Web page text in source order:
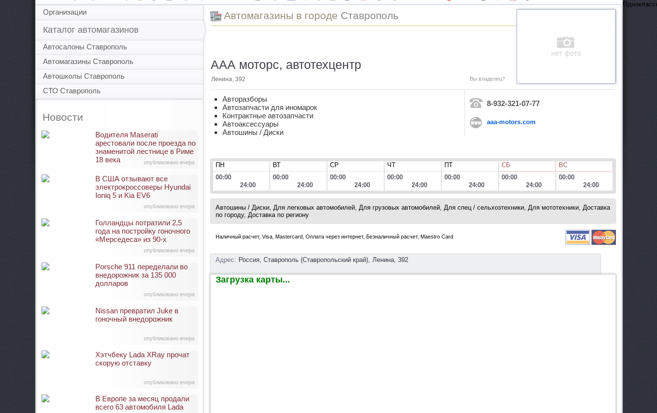
Организации
Каталог автомагазинов
Автосалоны Ставрополь
Автомагазины Ставрополь
Автошколы Ставрополь
СТО Ставрополь
Новости
опубликовано вчера
Водителя Maserati
арестовали после проезда по
знаменитой лестнице в Риме
18 века
опубликовано вчера
В США отзывают все
электрокроссоверы Hyundai
Ioniq 5 и Kia EV6
опубликовано вчера
Голландцы потратили 2,5
года на постройку гоночного
«Мерседеса» из 90-х
опубликовано вчера
Porsche 911 переделали во
внедорожник за 135 000
долларов
опубликовано вчера
Nissan превратил Juke в
гоночный внедорожник
опубликовано вчера
Хэтчбеку Lada XRay прочат
скорую отставку
В Европе за месяц продали
всего 63 автомобиля Lada
Автомагазины в городе Ставрополь
Вы владелец?
ААА моторс, автотехцентр
Ленина, 392
8-932-321-07-77
aaa-motors.com
Авторазборы
Автозапчасти для иномарок
Контрактные автозапчасти
Автоаксессуары
Автошины / Диски
ПН ВТ СР ЧТ ПТ СБ
ВС
00:00
24:00
00:00
24:00
00:00
24:00
00:00
24:00
00:00
24:00
00:00
24:00
00:00
24:00
Автошины / Диски, Для легковых автомобилей, Для грузовых автомобилей, Для спец / сельхозтехники, Для мототехники, Доставка
по городу, Доставка по региону
Наличный расчет, Visa, Mastercard, Оплата через интернет, Безналичный расчет, Maestro Card
Адрес: Россия, Ставрополь (Ставропольский край), Ленина, 392
Загрузка карты...